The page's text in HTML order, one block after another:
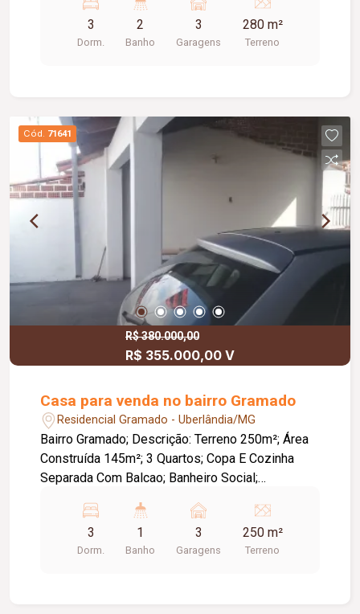
de visitas, sala de jantar, cozinha com bancada
em granito, espaço gourmet com churrasqueira e
bancada, banheiro externo, jardim, garagem para
3
Dorm.
2
Banho
3
Garagens
280 m²
Terreno
Cód. 71641
R$ 380.000,00
R$ 355.000,00 V
Casa para venda no bairro Gramado
Residencial Gramado - Uberlândia/MG
Bairro Gramado; Descrição: Terreno 250m²; Área
Construída 145m²; 3 Quartos; Copa E Cozinha
Separada Com Balcao; Banheiro Social;
Portão Social Com Interfone.
3
Dorm.
1
Banho
3
Garagens
250 m²
Terreno